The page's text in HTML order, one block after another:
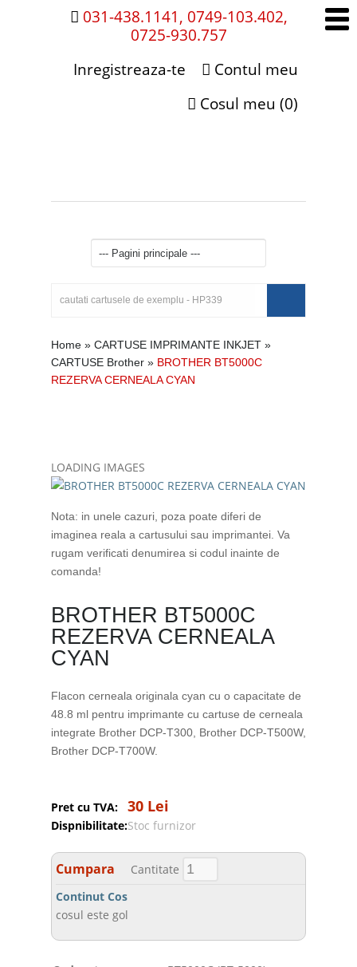
031-438.1141, 0749-103.402,
0725-930.757
Contul meu
Inregistreaza-te
Cosul meu (0)
Home » CARTUSE IMPRIMANTE INKJET »
CARTUSE Brother » BROTHER BT5000C
REZERVA CERNEALA CYAN
LOADING IMAGES
Nota: in unele cazuri, poza poate diferi de
imaginea reala a cartusului sau imprimantei. Va
rugam verificati denumirea si codul inainte de
comanda!
BROTHER BT5000C
REZERVA CERNEALA
CYAN
Flacon cerneala originala cyan cu o capacitate de
48.8 ml pentru imprimante cu cartuse de cerneala
integrate Brother DCP-T300, Brother DCP-T500W,
Brother DCP-T700W.
Pret cu TVA: 30 Lei
Dispnibilitate:Stoc furnizor
Cumpara
Cantitate
Continut Cos
cosul este gol